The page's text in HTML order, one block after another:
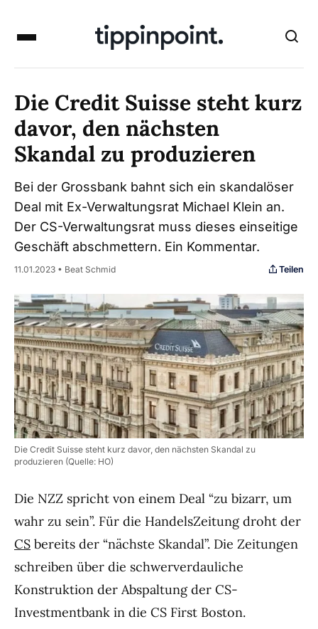
Die Credit Suisse steht kurz
davor, den nächsten
Skandal zu produzieren
Bei der Grossbank bahnt sich ein skandalöser
Deal mit Ex-Verwaltungsrat Michael Klein an.
Der CS-Verwaltungsrat muss dieses einseitige
Geschäft abschmettern. Ein Kommentar.
11.01.2023 • Beat Schmid Teilen
Die Credit Suisse steht kurz davor, den nächsten Skandal zu
produzieren (Quelle: HO)
Die NZZ spricht von einem Deal “zu bizarr, um
wahr zu sein”. Für die HandelsZeitung droht der
CS bereits der “nächste Skandal”. Die Zeitungen
schreiben über die schwerverdauliche
Konstruktion der Abspaltung der CS-
Investmentbank in die CS First Boston.